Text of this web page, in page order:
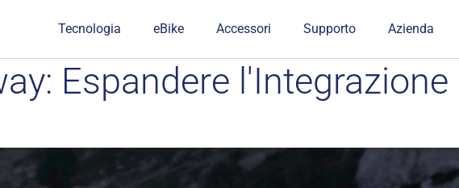
Tecnologia eBike Accessori Supporto Azienda
Espandere l'Integrazione